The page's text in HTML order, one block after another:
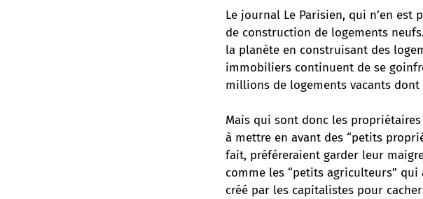
Le journal Le Parisien, qui n’en
de construction de logements
la planète en construisant des
immobiliers continuent de se
millions de logements vacants
Mais qui sont donc les
à mettre en avant des “petits
fait, préféreraient garder leur
comme les “petits agriculteurs”
créé par les capitalistes pour